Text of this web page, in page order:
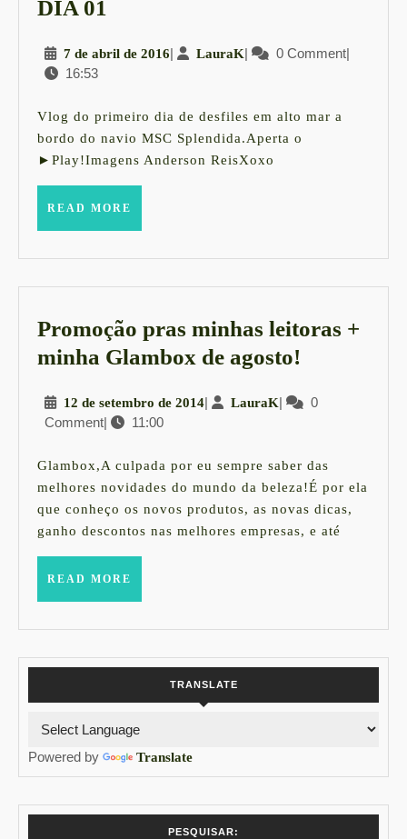
DIA 01
Chilli
Fashion
Cruise
2016
7 de abril de 20167
de
2016
| LauraKLauraK
| 0 Comment|
16:53
Vlog do primeiro dia de desfiles em alto mar a
bordo do navio MSC Splendida.Aperta o
►Play!Imagens Anderson ReisXoxo
READ MORE
Promoção pras minhas leitoras +
minha Glambox de agosto!
minhas
+
minha
Glambox
12 de setembro de 201412
de
2014
| LauraKLauraK
|
0
Comment| 11:00
Glambox,A culpada por eu sempre saber das
melhores novidades do mundo da beleza!É por ela
que conheço os novos produtos, as novas dicas,
ganho descontos nas melhores empresas, e até
READ MORE
TRANSLATE
Powered by Translate
PESQUISAR: